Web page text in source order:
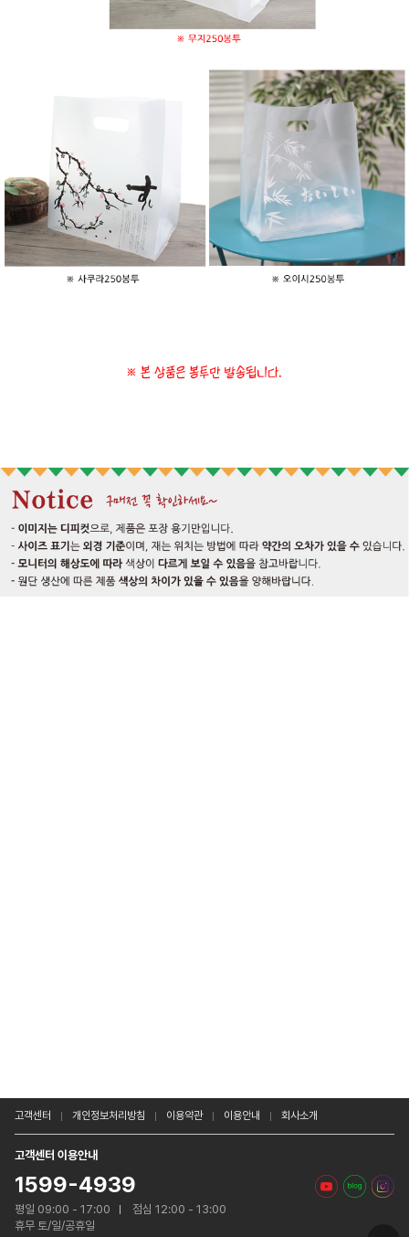
고객센터 개인정보처리방침 이용약관 이용안내 회사소개
고객센터 이용안내
1599-4939
평일 09:00 - 17:00
점심 12:00 - 13:00
휴무 토/일/공휴일